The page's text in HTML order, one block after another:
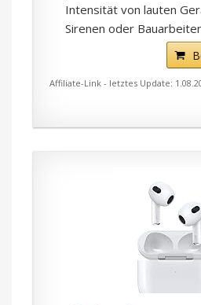
Intensität von lauten
Sirenen oder
Affiliate-Link - letztes Update: